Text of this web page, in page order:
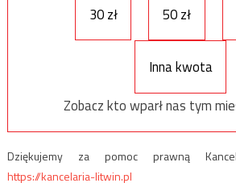
30 zł
50 zł
Inna kwota
Zobacz kto wparł nas tym
Dziękujemy za pomoc prawną
https://kancelaria-litwin.pl